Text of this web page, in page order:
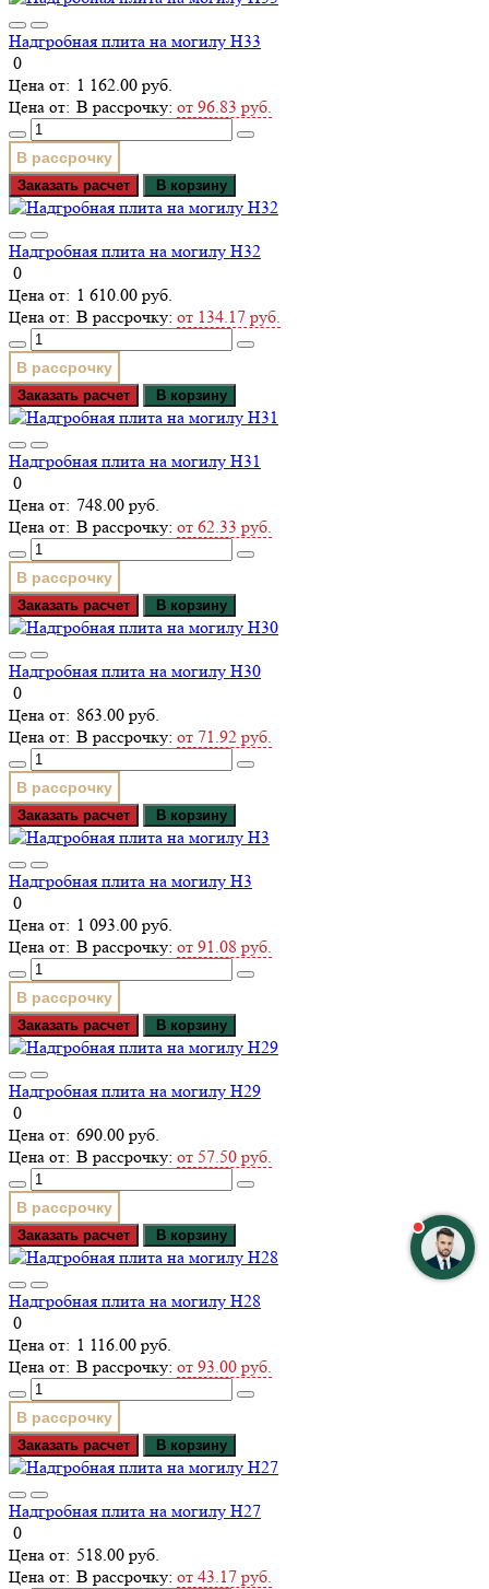
Надгробная плита на могилу Н33
0
1 162.00 руб.
В рассрочку: от 96.83 руб.
В рассрочку
Заказать расчет В корзину
Надгробная плита на могилу Н32
0
1 610.00 руб.
В рассрочку: от 134.17 руб.
В рассрочку
Заказать расчет В корзину
Надгробная плита на могилу Н31
0
748.00 руб.
В рассрочку: от 62.33 руб.
В рассрочку
Заказать расчет В корзину
Надгробная плита на могилу Н30
0
863.00 руб.
В рассрочку: от 71.92 руб.
В рассрочку
Заказать расчет В корзину
Надгробная плита на могилу Н3
0
1 093.00 руб.
В рассрочку: от 91.08 руб.
В рассрочку
Заказать расчет В корзину
Надгробная плита на могилу Н29
0
690.00 руб.
В рассрочку: от 57.50 руб.
В рассрочку
Заказать расчет В корзину
Надгробная плита на могилу Н28
0
1 116.00 руб.
В рассрочку: от 93.00 руб.
В рассрочку
Заказать расчет В корзину
Надгробная плита на могилу Н27
0
518.00 руб.
В рассрочку: от 43.17 руб.